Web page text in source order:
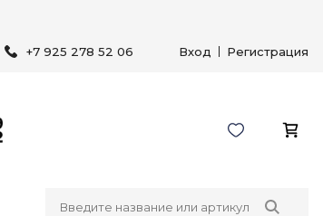
+7 925 278 52 06 Вход Регистрация